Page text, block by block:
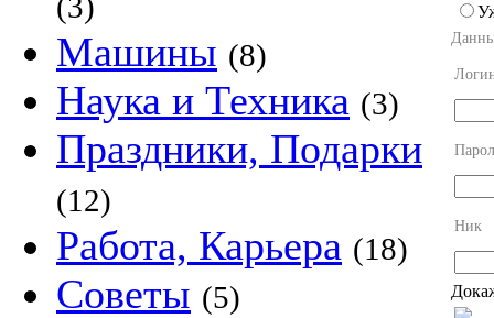
Машины (8)
Наука и Техника (3)
Праздники, Подарки
(12)
Работа, Карьера (18)
Советы (5)
Ник